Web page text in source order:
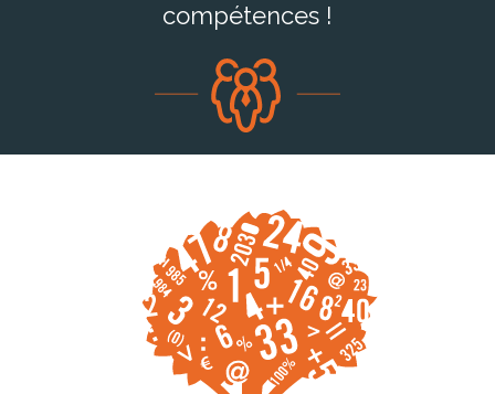
compétences !